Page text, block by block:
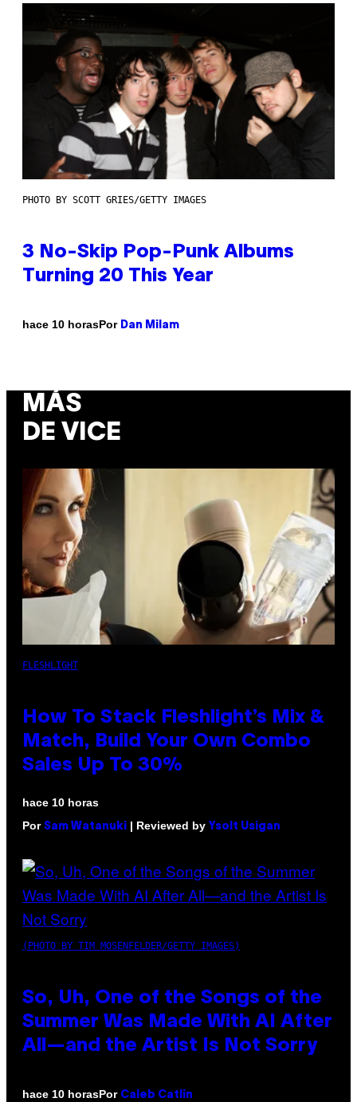
PHOTO BY SCOTT GRIES/GETTY IMAGES
3 No-Skip Pop-Punk Albums
Turning 20 This Year
hace 10 horasPor Dan Milam
MÁS
DE VICE
FLESHLIGHT
How To Stack Fleshlight’s Mix &
Match, Build Your Own Combo
Sales Up To 30%
hace 10 horas
Por Sam Watanuki | Reviewed by Ysolt Usigan
(PHOTO BY TIM MOSENFELDER/GETTY IMAGES)
So, Uh, One of the Songs of the
Summer Was Made With AI After
All—and the Artist Is Not Sorry
hace 10 horasPor Caleb Catlin